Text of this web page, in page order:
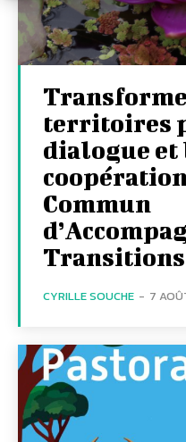
territoires
dialogue et
Commun
Transitions
CYRILLE SOUCHE - 7